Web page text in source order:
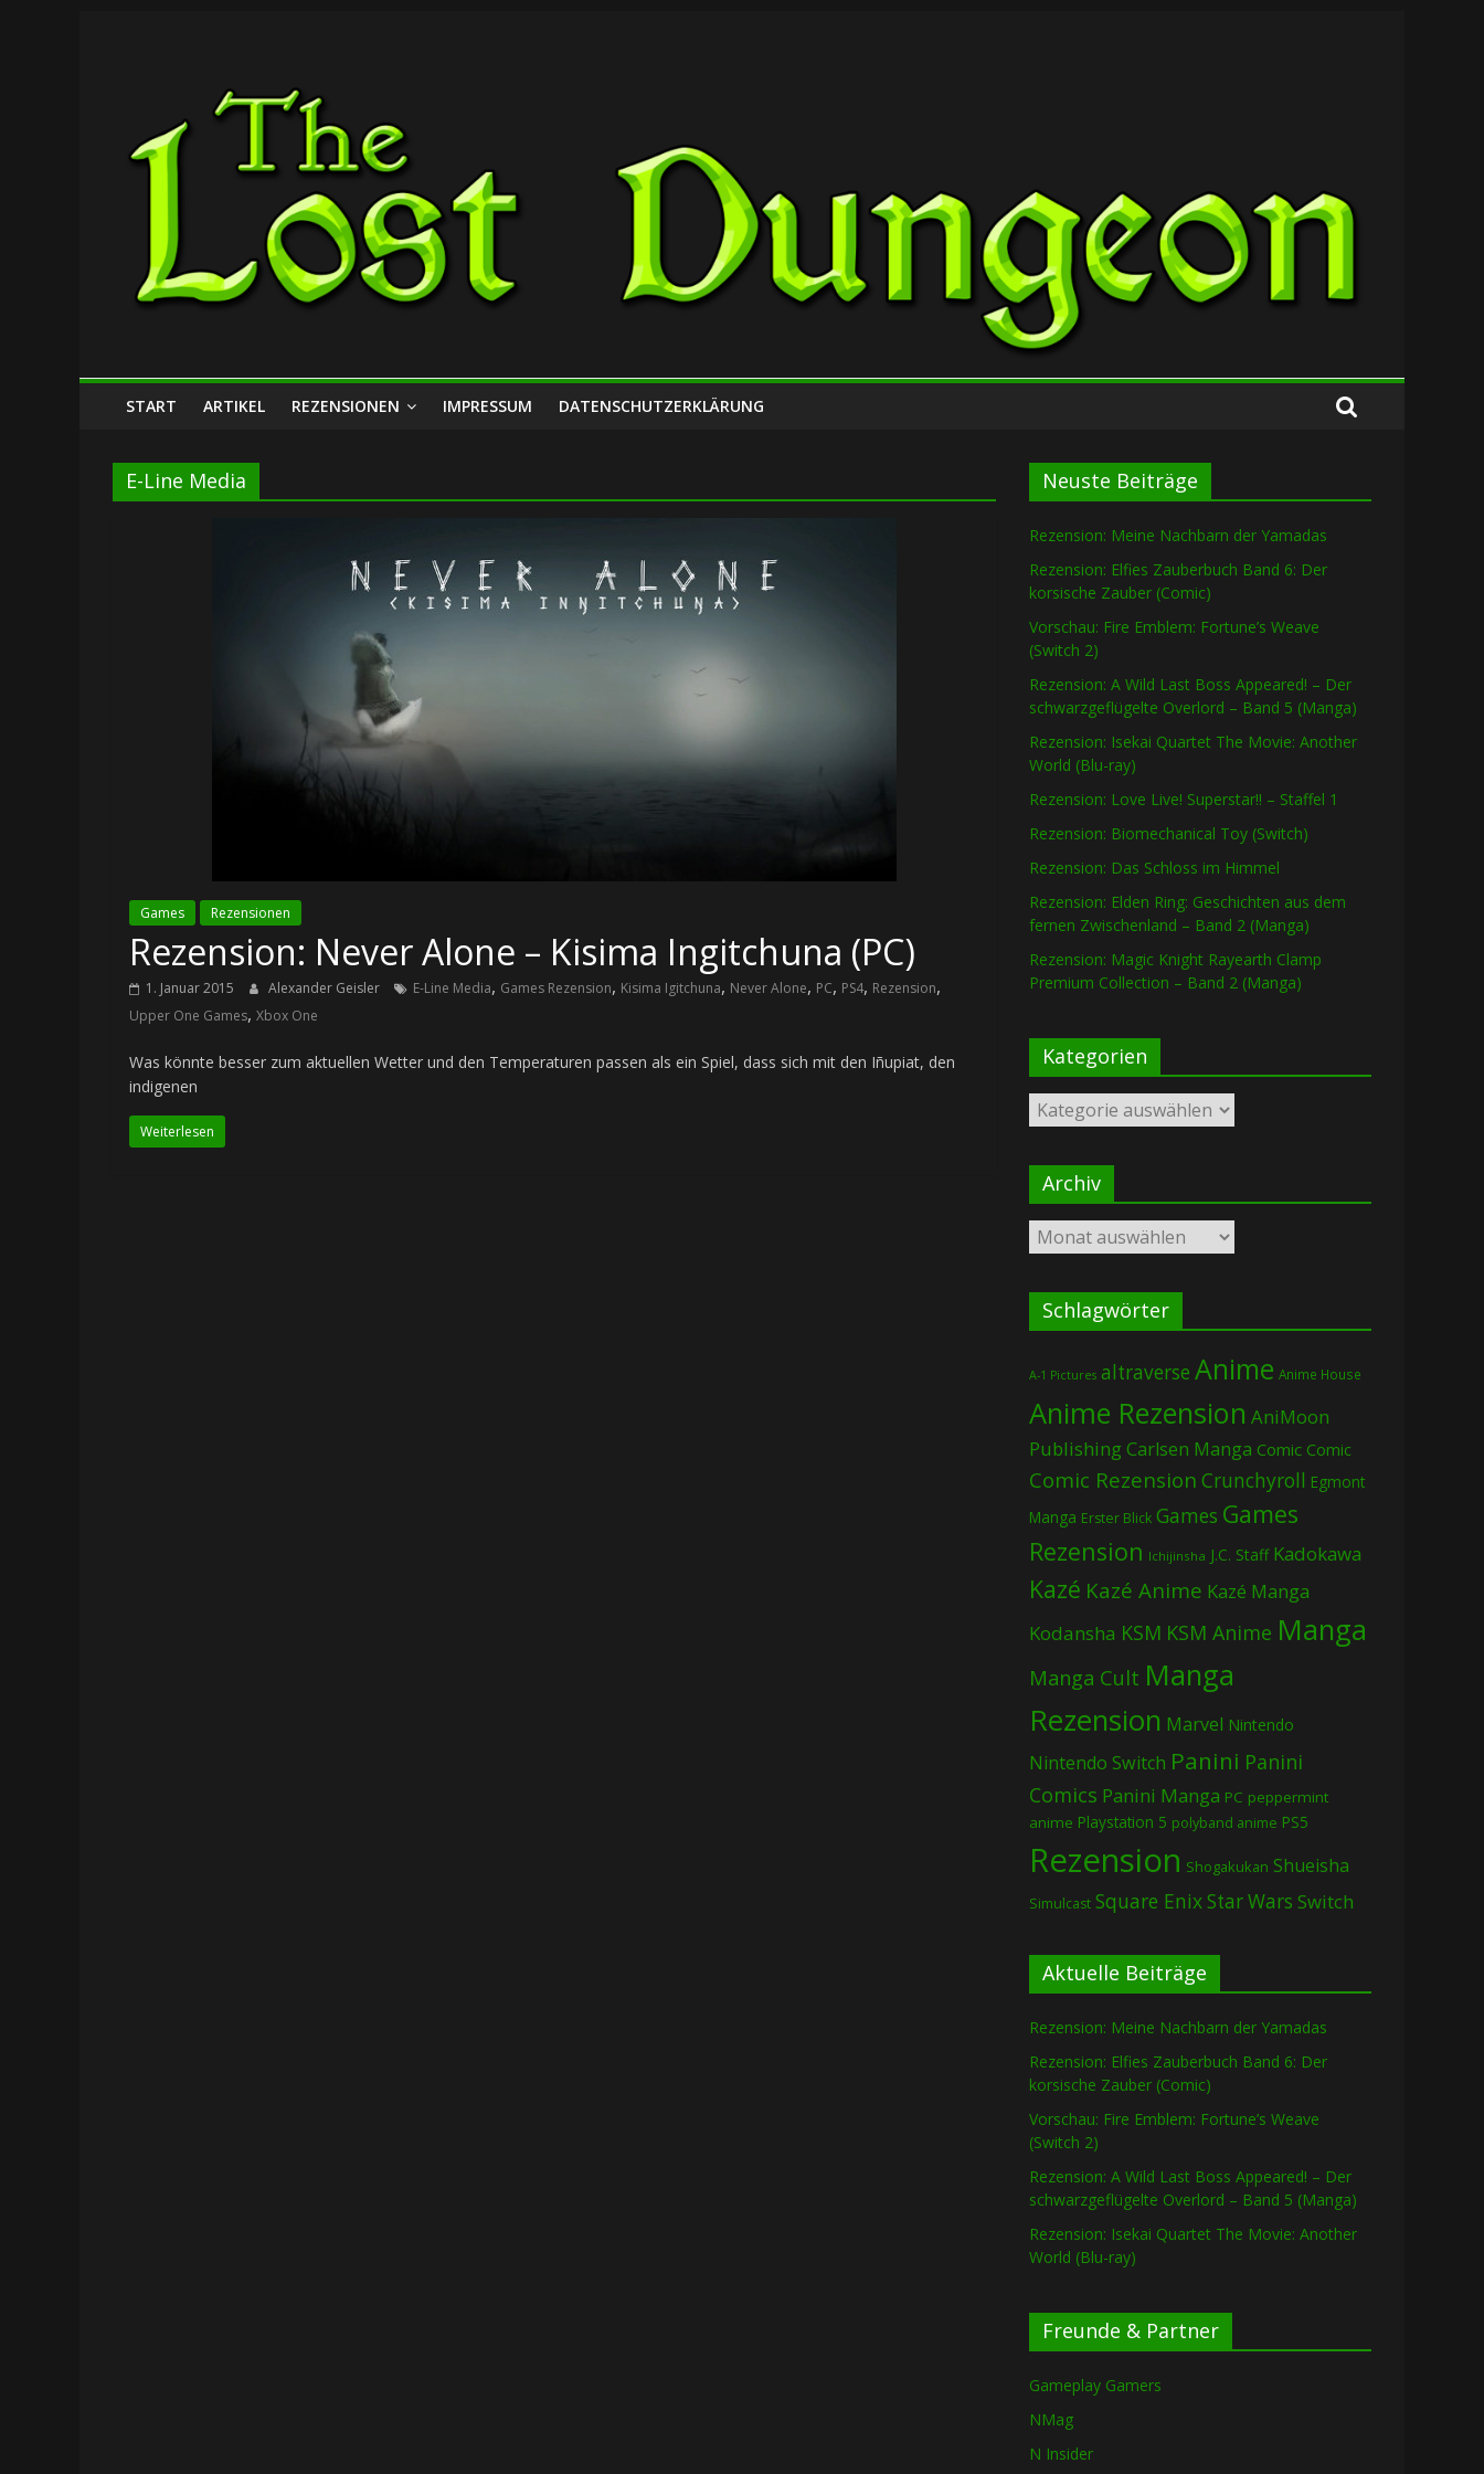
Lost
Dungeon
START ARTIKEL REZENSIONEN IMPRESSUM DATENSCHUTZERKLÄRUNG
E-Line Media
Games Rezensionen
Rezension: Never Alone – Kisima Ingitchuna (PC)
1. Januar 2015 Alexander Geisler E-Line Media, Games Rezension, Kisima Igitchuna, Never Alone, PC, PS4, Rezension,
Upper One Games, Xbox One
Was könnte besser zum aktuellen Wetter und den Temperaturen passen als ein Spiel, dass sich mit den Iñupiat, den
indigenen
Weiterlesen
Neuste Beiträge
Rezension: Meine Nachbarn der Yamadas
Rezension: Elfies Zauberbuch Band 6: Der
korsische Zauber (Comic)
Vorschau: Fire Emblem: Fortune’s Weave
(Switch 2)
Rezension: A Wild Last Boss Appeared! – Der
schwarzgeflügelte Overlord – Band 5 (Manga)
Rezension: Isekai Quartet The Movie: Another
World (Blu-ray)
Rezension: Love Live! Superstar!! – Staffel 1
Rezension: Biomechanical Toy (Switch)
Rezension: Das Schloss im Himmel
Rezension: Elden Ring: Geschichten aus dem
fernen Zwischenland – Band 2 (Manga)
Rezension: Magic Knight Rayearth Clamp
Premium Collection – Band 2 (Manga)
Kategorien
Kategorien
Archiv
Archiv
Schlagwörter
A-1 Pictures altraverse Anime Anime House
Anime Rezension AniMoon
PublishingCarlsen Manga Comic Comic
Comic Rezension Crunchyroll Egmont
Manga Erster Blick Games Games
Rezension Ichijinsha J.C. Staff Kadokawa
Kazé Kazé Anime Kazé Manga
Kodansha KSM KSM Anime Manga
Manga Cult Manga
Rezension Marvel Nintendo
Nintendo Switch Panini Panini
Comics Panini Manga PC peppermint
anime Playstation 5 polyband anime PS5
Rezension Shogakukan Shueisha
Simulcast Square EnixStar Wars Switch
Aktuelle Beiträge
Rezension: Meine Nachbarn der Yamadas
Rezension: Elfies Zauberbuch Band 6: Der
korsische Zauber (Comic)
Vorschau: Fire Emblem: Fortune’s Weave
(Switch 2)
Rezension: A Wild Last Boss Appeared! – Der
schwarzgeflügelte Overlord – Band 5 (Manga)
Rezension: Isekai Quartet The Movie: Another
World (Blu-ray)
Freunde & Partner
Gameplay Gamers
NMag
N Insider